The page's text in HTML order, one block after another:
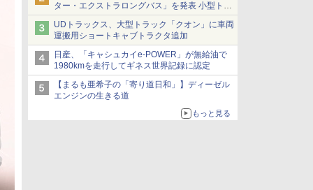
ター・エクストラロングバス」を発表 小型トラ
ックベースの観光・旅客輸送向けバス
UDトラックス、大型トラック「クオン」に車両
運搬用ショートキャブトラクタ追加
日産、「キャシュカイe-POWER」が無給油で
1980kmを走行してギネス世界記録に認定
【まるも亜希子の「寄り道日和」】ディーゼル
エンジンの生きる道
もっと見る